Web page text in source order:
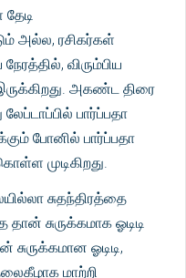
அல்ல, ரசிகர்கள்
விரும்பிய
அகண்ட திரை
பார்ப்பதா
போனில் பார்ப்பதா
முடிகிறது.
சுதந்திரத்தை
சுருக்கமாக ஓடிடி
ஓடிடி,
மாற்றி